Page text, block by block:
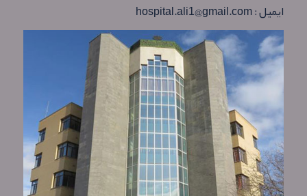
ایمیل : hospital.ali1@gmail.com